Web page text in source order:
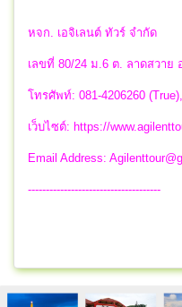
หจก. เอจิเลนต์ ทัวร์ จำกัด
เลขที่ 80/24 ม.6 ต. ลาดสวาย
โทรศัพท์: 081-4206260
เว็บไซต์: https://
Email Address:
-------------------------------------